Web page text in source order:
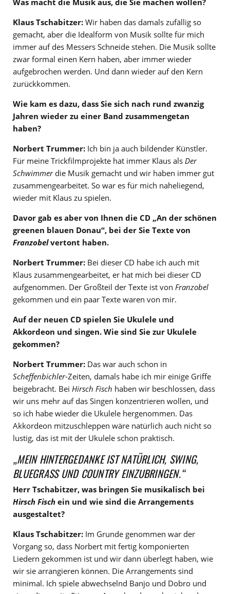
Was macht die Musik aus, die Sie machen wollen?
Klaus Tschabitzer: Wir haben das damals zufällig so
gemacht, aber die Idealform von Musik sollte für mich
immer auf des Messers Schneide stehen. Die Musik sollte
zwar formal einen Kern haben, aber immer wieder
aufgebrochen werden. Und dann wieder auf den Kern
zurückkommen.
Wie kam es dazu, dass Sie sich nach rund zwanzig
Jahren wieder zu einer Band zusammengetan
haben?
Norbert Trummer: Ich bin ja auch bildender Künstler.
Für meine Trickfilmprojekte hat immer Klaus als Der
Schwimmerdie Musik gemacht und wir haben immer gut
zusammengearbeitet. So war es für mich naheliegend,
wieder mit Klaus zu spielen.
Davor gab es aber von Ihnen die CD „An der schönen
greenen blauen Donau“, bei der Sie Texte von
Franzobelvertont haben.
Norbert Trummer: Bei dieser CD habe ich auch mit
Klaus zusammengearbeitet, er hat mich bei dieser CD
aufgenommen. Der Großteil der Texte ist von Franzobel
gekommen und ein paar Texte waren von mir.
Auf der neuen CD spielen Sie Ukulele und
Akkordeon und singen. Wie sind Sie zur Ukulele
gekommen?
Norbert Trummer: Das war auch schon in
Scheffenbichler-Zeiten, damals habe ich mir einige Griffe
beigebracht. Bei Hirsch Fisch haben wir beschlossen, dass
wir uns mehr auf das Singen konzentrieren wollen, und
so ich habe wieder die Ukulele hergenommen. Das
Akkordeon mitzuschleppen wäre natürlich auch nicht so
lustig, das ist mit der Ukulele schon praktisch.
„MEIN HINTERGEDANKE IST NATÜRLICH, SWING,
BLUEGRASS UND COUNTRY EINZUBRINGEN.“
Herr Tschabitzer, was bringen Sie musikalisch bei
Hirsch Fisch ein und wie sind die Arrangements
ausgestaltet?
Klaus Tschabitzer: Im Grunde genommen war der
Vorgang so, dass Norbert mit fertig komponierten
Liedern gekommen ist und wir dann überlegt haben, wie
wir sie arrangieren können. Die Arrangements sind
minimal. Ich spiele abwechselnd Banjo und Dobro und